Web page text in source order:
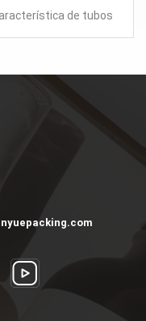
personalizado de
100g
de tubos
al por mayor:
tubos blandos